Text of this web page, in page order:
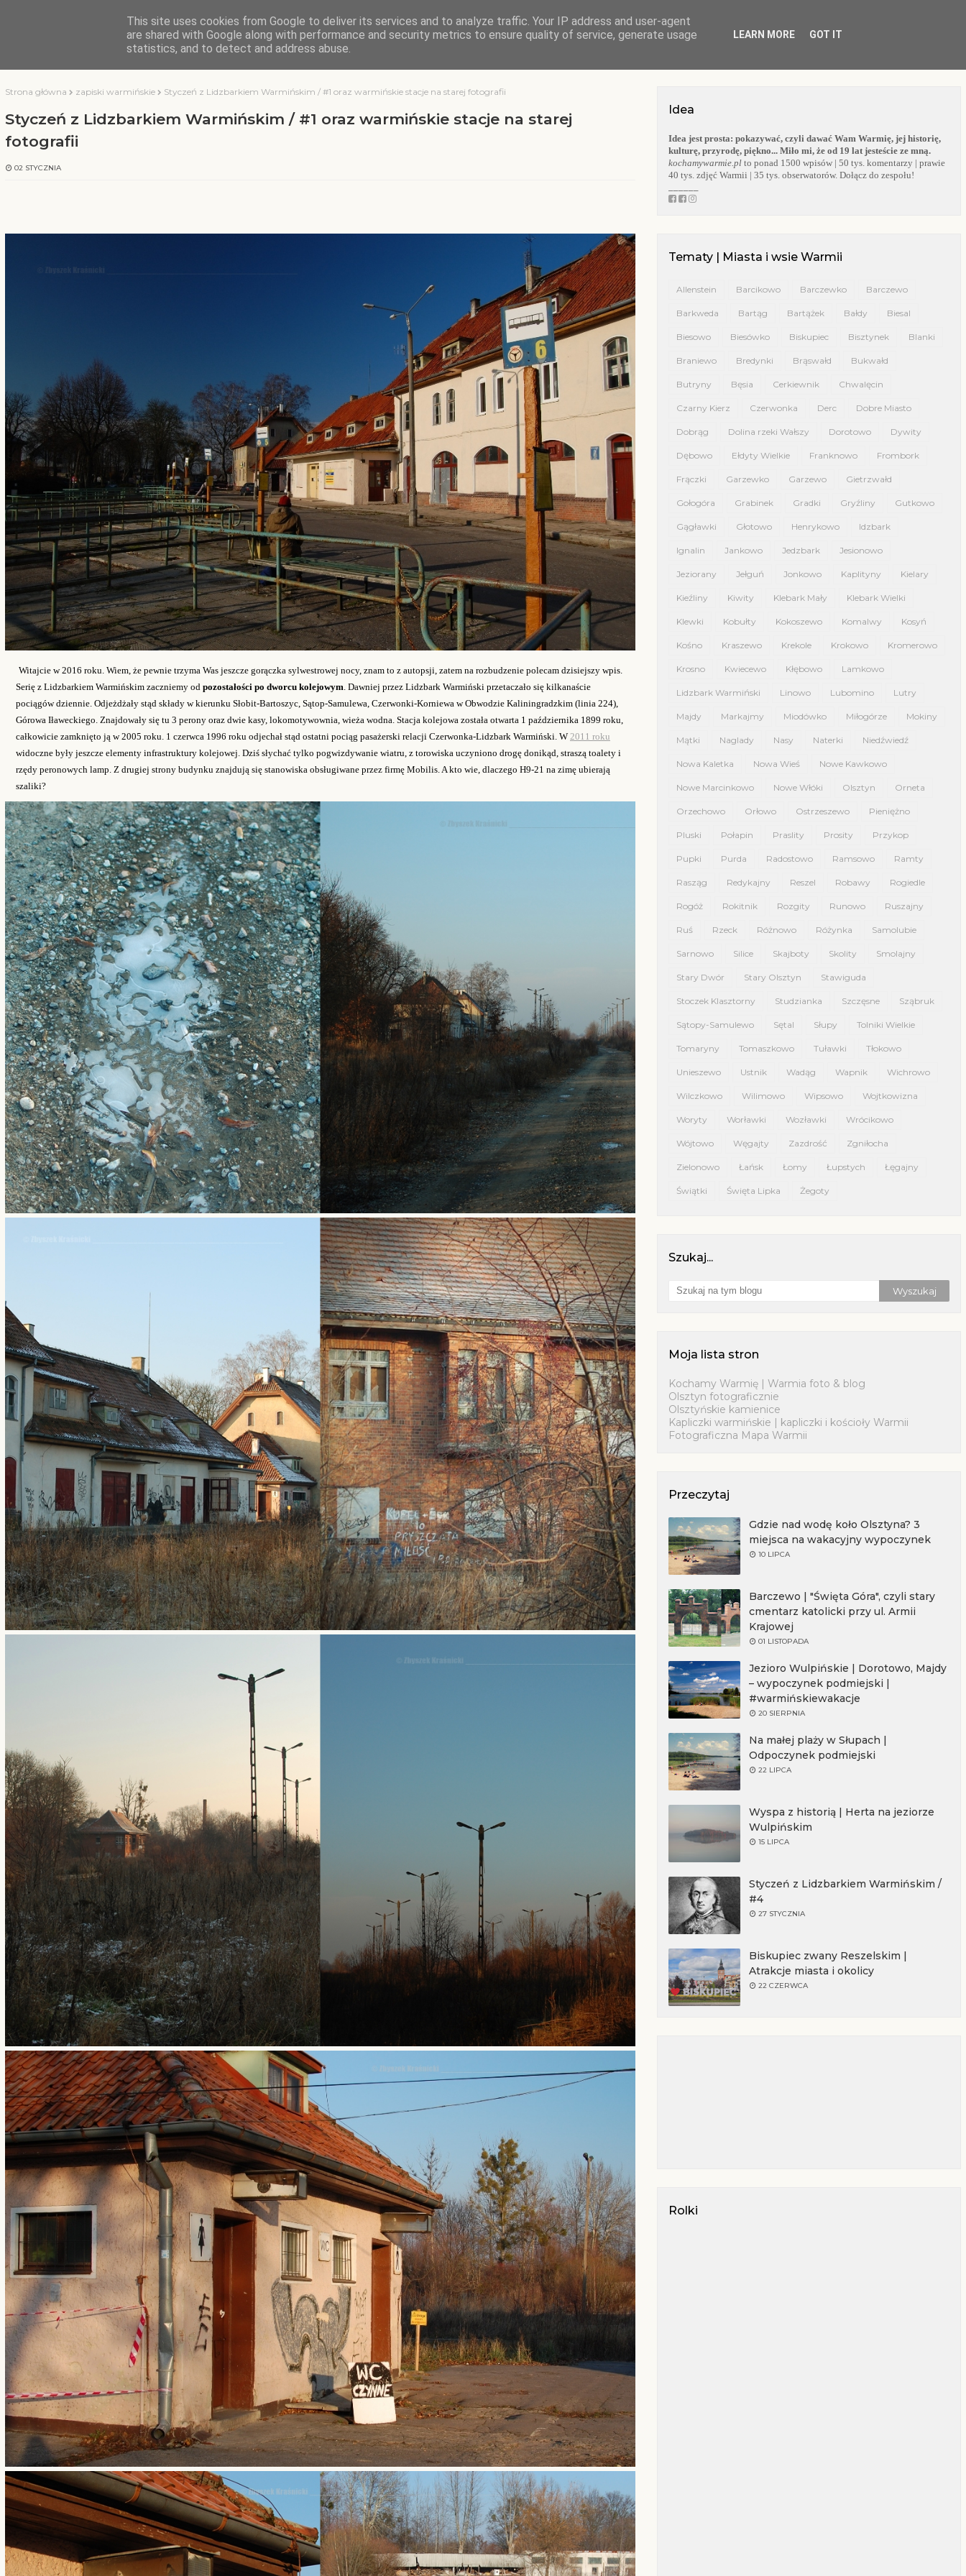
KOCHAMY WARMIĘ O BLOGU WARMIA KOŚCIOŁY WARMII
Strona główna zapiski warmińskie Styczeń z Lidzbarkiem Warmińskim / #1 oraz warmińskie stacje na starej fotografii
Styczeń z Lidzbarkiem Warmińskim / #1 oraz warmińskie stacje na starej
fotografii
02 STYCZNIA
Witajcie w 2016 roku. Wiem, że pewnie trzyma Was jeszcze gorączka sylwestrowej nocy, znam to z autopsji, zatem na rozbudzenie polecam dzisiejszy wpis.
Serię z Lidzbarkiem Warmińskim zaczniemy od pozostałości po dworcu kolejowym . Dawniej przez Lidzbark Warmiński przetaczało się kilkanaście
pociągów dziennie. Odjeżdżały stąd składy w kierunku Słobit-Bartoszyc, Sątop-Samulewa, Czerwonki-Korniewa w Obwodzie Kaliningradzkim (linia 224),
Górowa Iławeckiego. Znajdowały się tu 3 perony oraz dwie kasy, lokomotywownia, wieża wodna. Stacja kolejowa została otwarta 1 października 1899 roku,
całkowicie zamknięto ją w 2005 roku. 1 czerwca 1996 roku odjechał stąd ostatni pociąg pasażerski relacji Czerwonka-Lidzbark Warmiński. W 2011 roku
widoczne były jeszcze elementy infrastruktury kolejowej. Dziś słychać tylko pogwizdywanie wiatru, z torowiska uczyniono drogę donikąd, straszą toalety i
rzędy peronowych lamp. Z drugiej strony budynku znajdują się stanowiska obsługiwane przez firmę Mobilis. A kto wie, dlaczego H9-21 na zimę ubierają
szaliki?
Idea
Idea jest prosta: pokazywać, czyli dawać Wam Warmię, jej historię,
kulturę, przyrodę, piękno... Miło mi, że od 19 lat jesteście ze mną.
kochamywarmie.plto ponad 1500 wpisów | 50 tys. komentarzy | prawie
40 tys. zdjęć Warmii | 35 tys. obserwatorów. Dołącz do zespołu!
Tematy | Miasta i wsie Warmii
Allenstein Barcikowo Barczewko Barczewo
Barkweda Bartąg Bartążek Bałdy Biesal
Biesowo Biesówko Biskupiec Bisztynek Blanki
Braniewo Bredynki Brąswałd Bukwałd
Butryny Bęsia Cerkiewnik Chwalęcin
Czarny Kierz Czerwonka Derc Dobre Miasto
Dobrąg Dolina rzeki Wałszy Dorotowo Dywity
Dębowo Ełdyty Wielkie Franknowo Frombork
Frączki Garzewko Garzewo Gietrzwałd
Gołogóra Grabinek Gradki Gryźliny Gutkowo
Gągławki Głotowo Henrykowo Idzbark
Ignalin Jankowo Jedzbark Jesionowo
Jeziorany Jełguń Jonkowo Kaplityny Kielary
Kieźliny Kiwity Klebark Mały Klebark Wielki
Klewki Kobułty Kokoszewo Komalwy Kosyń
Kośno Kraszewo Krekole Krokowo Kromerowo
Krosno Kwiecewo Kłębowo Lamkowo
Lidzbark Warmiński Linowo Lubomino Lutry
Majdy Markajmy Miodówko Miłogórze Mokiny
Mątki Naglady Nasy Naterki Niedźwiedź
Nowa Kaletka Nowa Wieś Nowe Kawkowo
Nowe Marcinkowo Nowe Włóki Olsztyn Orneta
Orzechowo Orłowo Ostrzeszewo Pieniężno
Pluski Połapin Praslity Prosity Przykop
Pupki Purda Radostowo Ramsowo Ramty
Rasząg Redykajny Reszel Robawy Rogiedle
Rogóż Rokitnik Rozgity Runowo Ruszajny
Ruś Rzeck Różnowo Różynka Samolubie
Sarnowo Silice Skajboty Skolity Smolajny
Stary Dwór Stary Olsztyn Stawiguda
Stoczek Klasztorny Studzianka Szczęsne Sząbruk
Sątopy-Samulewo Sętal Słupy Tolniki Wielkie
Tomaryny Tomaszkowo Tuławki Tłokowo
Unieszewo Ustnik Wadąg Wapnik Wichrowo
Wilczkowo Wilimowo Wipsowo Wojtkowizna
Woryty Worławki Wozławki Wrócikowo
Wójtowo Węgajty Zazdrość Zgniłocha
Zielonowo Łańsk Łomy Łupstych Łęgajny
Świątki Święta Lipka Żegoty
Szukaj...
Moja lista stron
Kochamy Warmię | Warmia foto & blog
Olsztyn fotograficznie
Olsztyńskie kamienice
Kapliczki warmińskie | kapliczki i kościoły Warmii
Fotograficzna Mapa Warmii
Przeczytaj
Gdzie nad wodę koło Olsztyna? 3
miejsca na wakacyjny wypoczynek
10 LIPCA
Barczewo | "Święta Góra", czyli stary
cmentarz katolicki przy ul. Armii
Krajowej
01 LISTOPADA
Jezioro Wulpińskie | Dorotowo, Majdy
– wypoczynek podmiejski |
#warmińskiewakacje
20 SIERPNIA
Na małej plaży w Słupach |
Odpoczynek podmiejski
22 LIPCA
Wyspa z historią | Herta na jeziorze
Wulpińskim
15 LIPCA
Styczeń z Lidzbarkiem Warmińskim /
#4
27 STYCZNIA
Biskupiec zwany Reszelskim |
Atrakcje miasta i okolicy
22 CZERWCA
Rolki
This site uses cookies from Google to deliver its services and to analyze traffic. Your IP address and user-agent
are shared with Google along with performance and security metrics to ensure quality of service, generate usage
statistics, and to detect and address abuse.
LEARN MORE GOT IT